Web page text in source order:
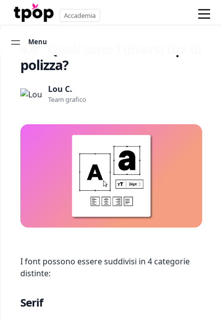
Accademia
Menu
4.6 - Quali sono i diversi tipi di
polizza?
Lou C.
Team grafico
I font possono essere suddivisi in 4 categorie
distinte:
Serif